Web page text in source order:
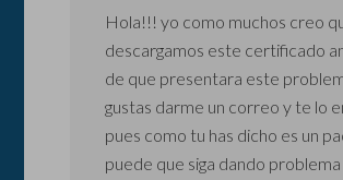
Hola!!! yo como muchos creo
descargamos este certificado
de que presentara este
gustas darme un correo y te lo
pues como tu has dicho es un
puede que siga dando